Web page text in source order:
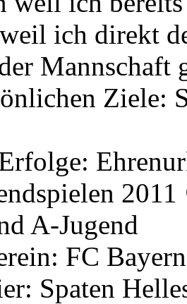
ich direkt
Mannschaft
Ziele:
A-Jugend
FC
Spaten